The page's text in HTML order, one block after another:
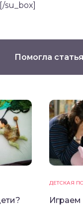
su_box]
Помогла
ДЕТСКАЯ